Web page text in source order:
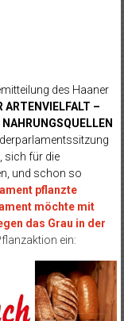
des Haaner
–
sich für die
und schon so
pflanzte
möchte mit
das Grau in der
ein: